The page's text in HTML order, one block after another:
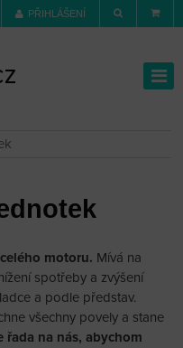
PŘIHLÁŠENÍ
motoru. Mívá na
spotřeby a zvýšení
a podle představ.
všechny povely a stane
řada na nás, abychom